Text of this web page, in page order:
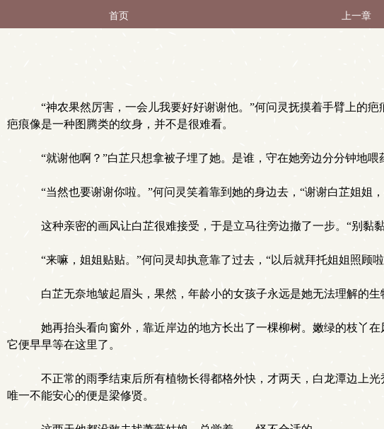
首页 上一章
“神农果然厉害，一会儿我要好好谢谢他。”何问灵抚摸着手臂上的
疤痕像是一种图腾类的纹身，并不是很难看。
“就谢他啊？”白芷只想拿被子埋了她。是谁，守在她旁边分分钟地
“当然也要谢谢你啦。”何问灵笑着靠到她的身边去，“谢谢白芷姐姐
这种亲密的画风让白芷很难接受，于是立马往旁边撤了一步。“别黏
“来嘛，姐姐贴贴。”何问灵却执意靠了过去，“以后就拜托姐姐照顾
白芷无奈地皱起眉头，果然，年龄小的女孩子永远是她无法理解的生
她再抬头看向窗外，靠近岸边的地方长出了一棵柳树。嫩绿的枝丫
它便早早等在这里了。
不正常的雨季结束后所有植物长得都格外快，才两天，白龙潭边上
唯一不能安心的便是梁修贤。